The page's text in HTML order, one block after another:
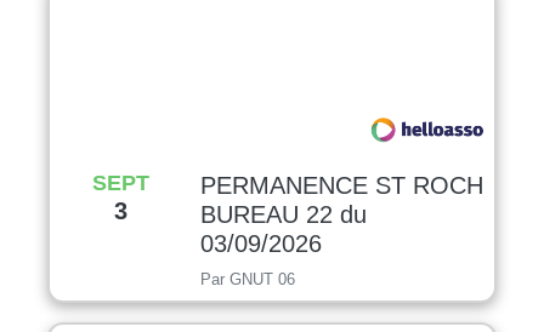
SEPT
3
PERMANENCE ST ROCH
BUREAU 22 du
03/09/2026
Par GNUT 06